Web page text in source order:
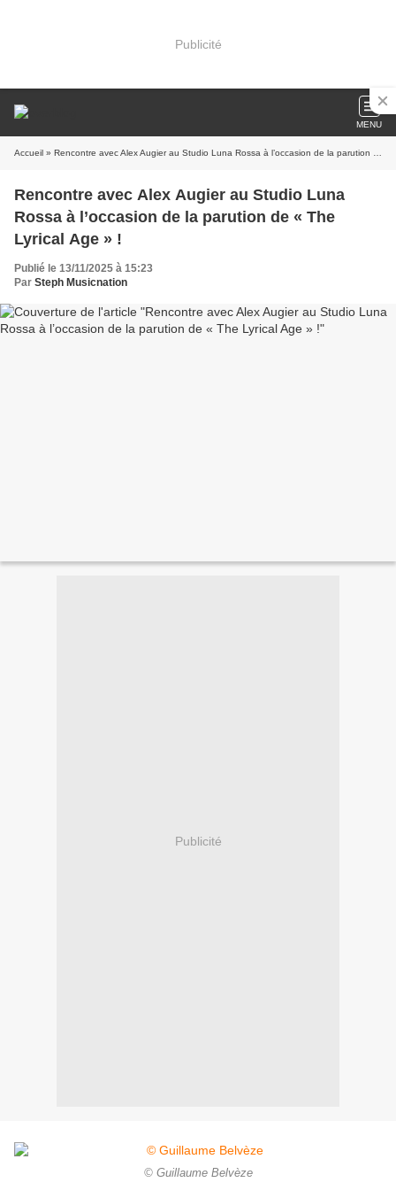
Publicité
MENU
Accueil » Rencontre avec Alex Augier au Studio Luna Rossa à l’occasion de la parution de « The Lyrical Age » !
Rencontre avec Alex Augier au Studio Luna
Rossa à l’occasion de la parution de « The
Lyrical Age » !
Publié le 13/11/2025 à 15:23
Par Steph Musicnation
Publicité
© Guillaume Belvèze